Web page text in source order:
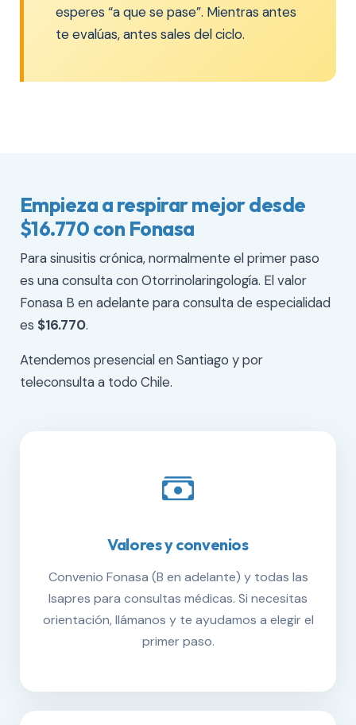
esperes “a que se pase”. Mientras antes
te evalúas, antes sales del ciclo.
Empieza a respirar mejor desde
$16.770 con Fonasa
Para sinusitis crónica, normalmente el primer paso
es una consulta con Otorrinolaringología. El valor
Fonasa B en adelante para consulta de especialidad
es $16.770.
Atendemos presencial en Santiago y por
teleconsulta a todo Chile.
Valores y convenios
Convenio Fonasa (B en adelante) y todas las
Isapres para consultas médicas. Si necesitas
orientación, llámanos y te ayudamos a elegir el
primer paso.